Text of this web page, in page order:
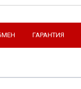
ГАРАНТИЯ